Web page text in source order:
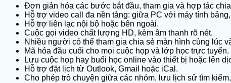
Đơn giản hóa các bước bắt đầu, tham gia và hợp tác
Hỗ trợ video call đa nền tảng: giữa PC với máy tính
Hỗ trợ liên lạc nội bộ hoặc bên ngoài.
Cuộc gọi video chất lượng HD, kèm âm thanh rõ nét.
Nhiều người có thể tham gia chia sẻ màn hình cùng lúc
Mã hóa đầu cuối cho mọi cuộc họp và lớp học trực
Lưu cuộc họp hay buổi học online vào thiết bị hoặc lên
Hỗ trợ đặt lịch từ Outlook, Gmail hoặc iCal.
Cho phép trò chuyện giữa các nhóm, lưu lịch sử tìm